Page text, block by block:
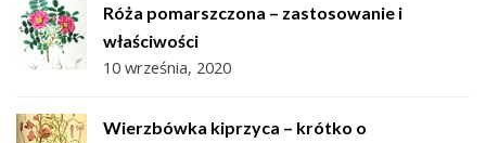
Róża pomarszczona – zastosowanie i
właściwości
10 września, 2020
Wierzbówka kiprzyca – krótko o